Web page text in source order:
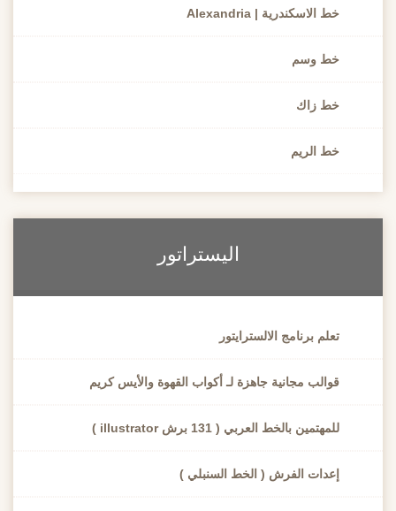
خط الاسكندرية | Alexandria
خط وسم
خط زاك
خط الريم
اليستراتور
تعلم برنامج الالسترايتور
قوالب مجانية جاهزة لـ أكواب القهوة والأيس كريم
للمهتمين بالخط العربي ( 131 برش illustrator )
إعدات الفرش ( الخط السنبلي )